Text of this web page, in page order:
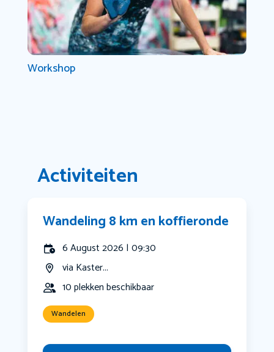
Workshop
Activiteiten
Wandeling 8 km en koffieronde
6 August 2026 | 09:30
via Kaster...
10 plekken beschikbaar
Wandelen